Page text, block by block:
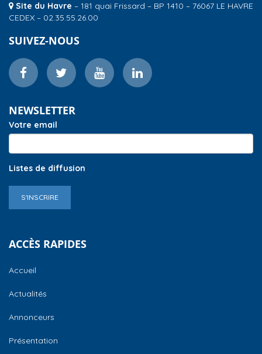
Site du Havre – 181 quai Frissard – BP 1410 – 76067 LE HAVRE
CEDEX – 02.35.55.26.00
SUIVEZ-NOUS
NEWSLETTER
Votre email
Listes de diffusion
S'INSCRIRE
ACCÈS RAPIDES
Accueil
Actualités
Annonceurs
Présentation